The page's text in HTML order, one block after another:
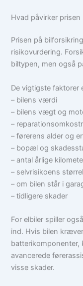
Hvad påvirker
Prisen på
risikovurdering.
biltypen, men også
De vigtigste faktorer
– bilens værdi
– bilens vægt og
–
– førerens alder og
– bopæl og
– antal årlige
– selvrisikoens
– om bilen står i
– tidligere skader
For elbiler spiller
ind. Hvis bilen
avancerede
visse skader.